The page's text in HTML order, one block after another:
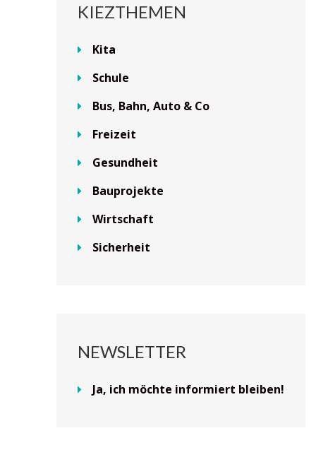
KIEZTHEMEN
Kita
Schule
Bus, Bahn, Auto & Co
Freizeit
Gesundheit
Bauprojekte
Wirtschaft
Sicherheit
NEWSLETTER
Ja, ich möchte informiert bleiben!